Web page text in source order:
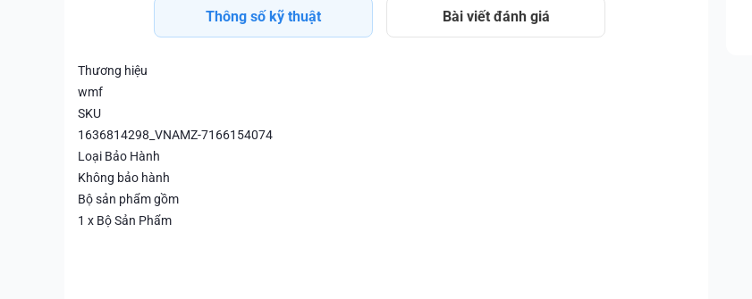
Thông số kỹ thuật Bài viết đánh giá
Thương hiệu
wmf
SKU
1636814298_VNAMZ-7166154074
Loại Bảo Hành
Không bảo hành
Bộ sản phẩm gồm
1 x Bộ Sản Phẩm